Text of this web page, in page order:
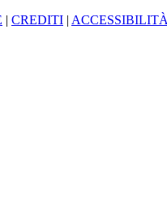
| CREDITI |